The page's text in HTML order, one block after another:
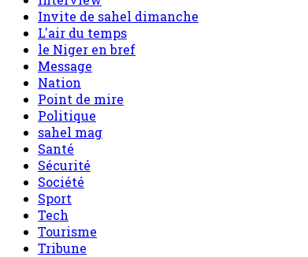
Invite de sahel dimanche
L'air du temps
le Niger en bref
Message
Nation
Point de mire
Politique
sahel mag
Santé
Sécurité
Société
Sport
Tech
Tourisme
Tribune